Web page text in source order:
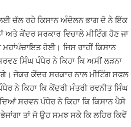
ਲਈ ਚੱਲ ਰਹੇ ਕਿਸਾਨ ਅੰਦੋਲਨ ਭਾਗ ਦੋ ਨੇ ਇੱਕ
ਅਤੇ ਕੇਂਦਰ ਸਰਕਾਰ ਵਿਚਾਲੇ ਮੀਟਿੰਗ ਹੋਣ ਜਾ
ਮਹਾਂਪੰਚਾਇਤ ਹੋਈ। ਜਿਸ ਰਾਹੀਂ ਕਿਸਾਨ
ਸਿੰਘ ਪੰਧੇਰ ਨੇ ਕਿਹਾ ਕਿ ਅਸੀਂ ਲੜਨਾ
ਜੇਕਰ ਕੇਂਦਰ ਸਰਕਾਰ ਨਾਲ ਮੀਟਿੰਗ ਸਫਲ
ਨੇ ਕਿਹਾ ਕਿ ਕੇਂਦਰੀ ਮੰਤਰੀ ਰਵਨੀਤ ਸਿੰਘ
ਸਰਵਨ ਪੰਧੇਰ ਨੇ ਕਿਹਾ ਕਿ ਕਿਸਾਨ ਪੈਸੇ
ਤਾਂ ਜੋ ਉਹ ਸਮਝ ਸਕੇ ਕਿ ਲਹਿਰ ਕਿਵੇਂ